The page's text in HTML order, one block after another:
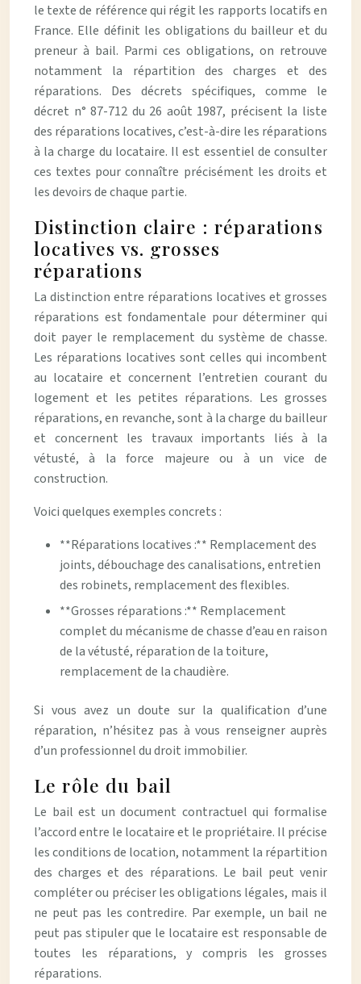
le texte de référence qui régit les rapports locatifs en
France. Elle définit les obligations du bailleur et du
preneur à bail. Parmi ces obligations, on retrouve
notamment la répartition des charges et des
réparations. Des décrets spécifiques, comme le
décret n° 87-712 du 26 août 1987, précisent la liste
des réparations locatives, c’est-à-dire les réparations
à la charge du locataire. Il est essentiel de consulter
ces textes pour connaître précisément les droits et
les devoirs de chaque partie.
Distinction claire : réparations
locatives vs. grosses
réparations
La distinction entre réparations locatives et grosses
réparations est fondamentale pour déterminer qui
doit payer le remplacement du système de chasse.
Les réparations locatives sont celles qui incombent
au locataire et concernent l’entretien courant du
logement et les petites réparations. Les grosses
réparations, en revanche, sont à la charge du bailleur
et concernent les travaux importants liés à la
vétusté, à la force majeure ou à un vice de
construction.
Voici quelques exemples concrets :
**Réparations locatives :** Remplacement des
joints, débouchage des canalisations, entretien
des robinets, remplacement des flexibles.
**Grosses réparations :** Remplacement
complet du mécanisme de chasse d’eau en raison
de la vétusté, réparation de la toiture,
remplacement de la chaudière.
Si vous avez un doute sur la qualification d’une
réparation, n’hésitez pas à vous renseigner auprès
d’un professionnel du droit immobilier.
Le rôle du bail
Le bail est un document contractuel qui formalise
l’accord entre le locataire et le propriétaire. Il précise
les conditions de location, notamment la répartition
des charges et des réparations. Le bail peut venir
compléter ou préciser les obligations légales, mais il
ne peut pas les contredire. Par exemple, un bail ne
peut pas stipuler que le locataire est responsable de
toutes les réparations, y compris les grosses
réparations.